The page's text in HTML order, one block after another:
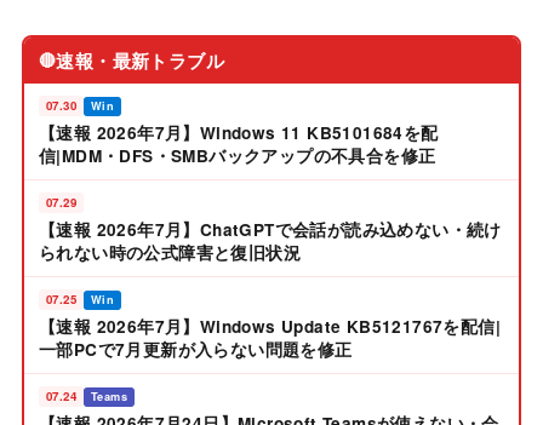
🔴速報・最新トラブル
07.30 Win
【速報 2026年7月】Windows 11 KB5101684を配
信|MDM・DFS・SMBバックアップの不具合を修正
07.29
【速報 2026年7月】ChatGPTで会話が読み込めない・続け
られない時の公式障害と復旧状況
07.25 Win
【速報 2026年7月】Windows Update KB5121767を配信|
一部PCで7月更新が入らない問題を修正
07.24 Teams